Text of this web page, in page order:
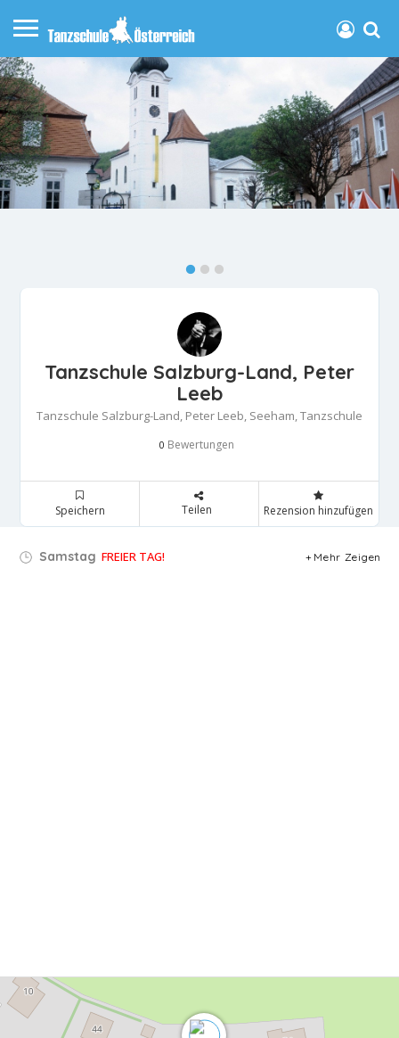
Tanzschule Salzburg-Land, Peter
Leeb
Tanzschule Salzburg-Land, Peter Leeb, Seeham, Tanzschule
0 Bewertungen
Speichern Teilen Rezension hinzufügen
Samstag FREIER TAG! Mehr Zeigen